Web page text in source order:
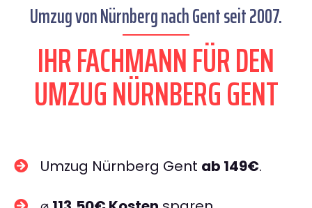
Umzug von Nürnberg nach Gent seit 2007.
IHR FACHMANN FÜR DEN
UMZUG NÜRNBERG GENT
Umzug Nürnberg Gent ab 149€.